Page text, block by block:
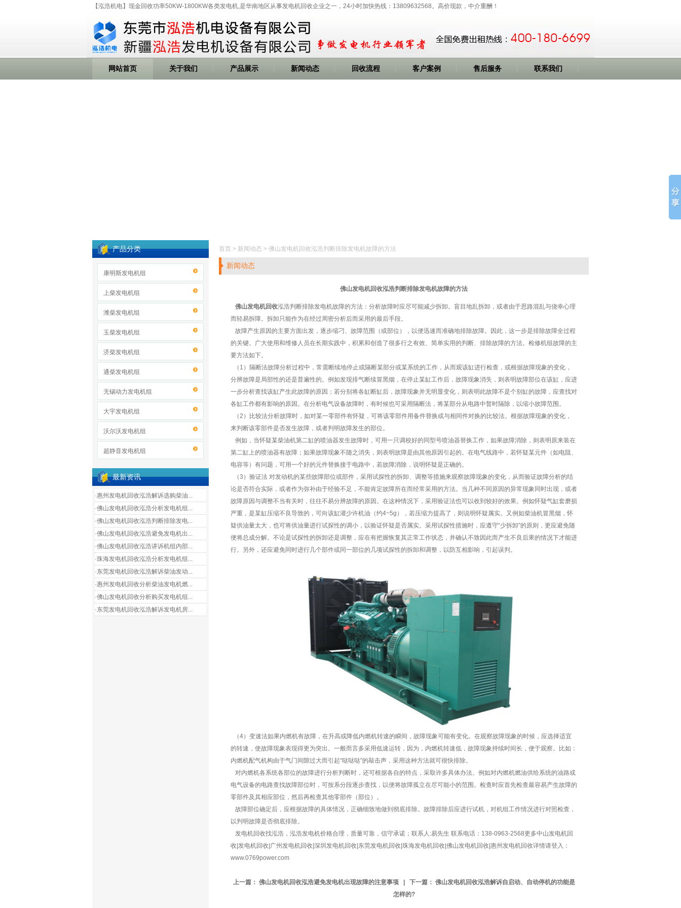
【泓浩机电】现金回收功率50KW-1800KW各类发电机,是华南地区从事发电机回收企业之一，24小时加快热线：13809632568。高价现款，中介重酬！
网站首页 关于我们 产品展示 新闻动态 回收流程 客户案例 售后服务 联系我们
产品分类
康明斯发电机组
上柴发电机组
潍柴发电机组
玉柴发电机组
济柴发电机组
通柴发电机组
无锡动力发电机组
大宇发电机组
沃尔沃发电机组
超静音发电机组
最新资讯
·惠州发电机回收泓浩解诉选购柴油...
·佛山发电机回收泓浩分析发电机组...
·佛山发电机回收泓浩判断排除发电...
·佛山发电机回收泓浩避免发电机出...
·佛山发电机回收泓浩讲诉机组内部...
·珠海发电机回收泓浩分析发电机组...
·东莞发电机回收泓浩解诉柴油发动...
·惠州发电机回收分析柴油发电机燃...
·佛山发电机回收分析购买发电机组...
·东莞发电机回收泓浩解诉发电机房...
首页 > 新闻动态 > 佛山发电机回收泓浩判断排除发电机故障的方法
新闻动态
佛山发电机回收泓浩判断排除发电机故障的方法
佛山发电机回收泓浩判断排除发电机故障的方法：分析故障时应尽可能减少拆卸。盲目地乱拆卸，或者由于思路混乱与侥幸心理
而轻易拆障。拆卸只能作为在经过周密分析后而采用的最后手段。
故障产生原因的主要方面出发，逐步缩刁、故障范围（或部位），以便迅速而准确地排除故障。因此，这一步是排除故障全过程
的关键。广大使用和维修人员在长期实践中，积累和创造了很多行之有效、简单实用的判断、排除故障的方法。检修机组故障的主
要方法如下。
（1）隔断法故障分析过程中，常需断续地停止或隔断某部分或某系统的工作，从而观该缸进行检查，或根据故障现象的变化，
分辨故障是局部性的还是普遍性的。例如发现排气断续冒黑烟，在停止某缸工作后，故障现象消失，则表明故障部位在该缸，应进
一步分析查找该缸产生此故障的原因；若分别将各缸断缸后，故障现象并无明显变化，则表明此故障不是个别缸的故障，应查找对
各缸工作都有影响的原因。在分析电气设备故障时，有时候也可采用隔断法，将某部分从电路中暂时隔除，以缩小故障范围。
（2）比较法分析故障时，如对某一零部件有怀疑，可将该零部件用备件替换或与相同件对换的比较法。根据故障现象的变化，
来判断该零部件是否发生故障，或者判明故障发生的部位。
例如，当怀疑某柴油机第二缸的喷油器发生故障时，可用一只调校好的同型号喷油器替换工作，如果故障消除，则表明原来装在
第二缸上的喷油器有故障；如果故障现象不随之消失，则表明故障是由其他原因引起的。在电气线路中，若怀疑某元件（如电阻、
电容等）有问题，可用一个好的元件替换接于电路中，若故障消除，说明怀疑是正确的。
（3）验证法 对发动机的某些故障部位或部件，采用试探性的拆卸、调整等措施来观察故障现象的变化，从而验证故障分析的结
论是否符合实际，或者作为弥补由于经验不足，不能肯定故障所在而经常采用的方法。当几种不同原因的异常现象同时出现，或者
故障原因与调整不当有关时，往往不易分辨故障的原因。在这种情况下，采用验证法也可以收到较好的效果。例如怀疑气缸套磨损
严重，是某缸压缩不良导致的，可向该缸灌少许机油（约4~5g），若压缩力提高了，则说明怀疑属实。又例如柴油机冒黑烟，怀
疑供油量太大，也可将供油量进行试探性的调小，以验证怀疑是否属实。采用试探性措施时，应遵守“少拆卸”的原则，更应避免随
便将总成分解。不论是试探性的拆卸还是调整，应在有把握恢复其正常工作状态，并确认不致因此而产生不良后果的情况下才能进
行。另外，还应避免同时进行几个部件或同一部位的几项试探性的拆卸和调整，以防互相影响，引起误判。
（4）变速法如果内燃机有故障，在升高或降低内燃机转速的瞬间，故障现象可能有变化。在观察故障现象的时候，应选择适宜
的转速，使故障现象表现得更为突出。一般而言多采用低速运转，因为，内燃机转速低，故障现象持续时间长，便于观察。比如：
内燃机配气机构由于气门间隙过大而引起“哒哒哒”的敲击声，采用这种方法就可很快排除。
对内燃机各系统各部位的故障进行分析判断时，还可根据各自的特点，采取许多具体办法。例如对内燃机燃油供给系统的油路或
电气设备的电路查找故障部位时，可按系分段逐步查找，以便将故障孤立在尽可能小的范围。检查时应首先检查最容易产生故障的
零部件及其相应部位，然后再检查其他零部件（部位）。
故障部位确定后，应根据故障的具体情况，正确细致地做到彻底排除。故障排除后应进行试机，对机组工作情况进行对照检查，
以判明故障是否彻底排除。
发电机回收找泓浩，泓浩发电机价格合理，质量可靠，信守承诺；联系人:易先生 联系电话：138-0963-2568更多中山发电机回
收|发电机回收|广州发电机回收|深圳发电机回收|东莞发电机回收|珠海发电机回收|佛山发电机回收|惠州发电机回收详情请登入：
www.0769power.com
上一篇： 佛山发电机回收泓浩避免发电机出现故障的注意事项| 下一篇： 佛山发电机回收泓浩解诉自启动、自动停机的功能是
怎样的?